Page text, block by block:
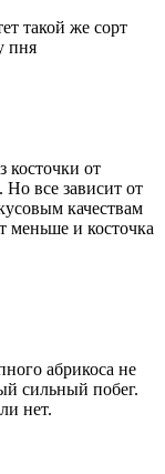
такой же сорт
пня
косточки от
Но все зависит от
качествам
меньше и косточка
абрикоса не
сильный побег.
нет.